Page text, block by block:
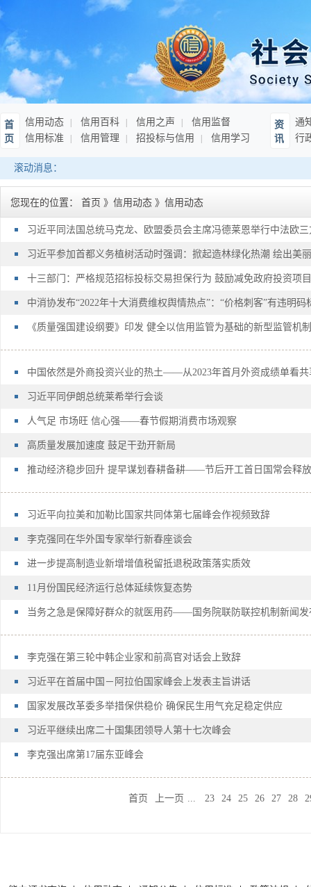
首
页
信用动态 信用百科 信用之声
信用监督
信用标准
信用管理 招投标与信用 信用学习
资
讯
通
行
滚动消息：
您现在的位置： 首页 》 信用动态 》 信用动态
习近平同法国总统马克龙、欧盟委员会主席冯德莱恩举行中法欧
习近平参加首都义务植树活动时强调：掀起造林绿化热潮 绘出美
十三部门：严格规范招标投标交易担保行为 鼓励减免政府投资项
中消协发布“2022年十大消费维权舆情热点”：“价格刺客”有违明码
《质量强国建设纲要》印发 健全以信用监管为基础的新型监管机制
中国依然是外商投资兴业的热土——从2023年首月外资成绩单看
习近平同伊朗总统莱希举行会谈
人气足 市场旺 信心强——春节假期消费市场观察
高质量发展加速度 鼓足干劲开新局
推动经济稳步回升 提早谋划春耕备耕——节后开工首日国常会释
习近平向拉美和加勒比国家共同体第七届峰会作视频致辞
李克强同在华外国专家举行新春座谈会
进一步提高制造业新增增值税留抵退税政策落实质效
11月份国民经济运行总体延续恢复态势
当务之急是保障好群众的就医用药——国务院联防联控机制新闻发
李克强在第三轮中韩企业家和前高官对话会上致辞
习近平在首届中国－阿拉伯国家峰会上发表主旨讲话
国家发展改革委多举措保供稳价 确保民生用气充足稳定供应
习近平继续出席二十国集团领导人第十七次峰会
李克强出席第17届东亚峰会
首页 上一页 23 24 25 26 27 28